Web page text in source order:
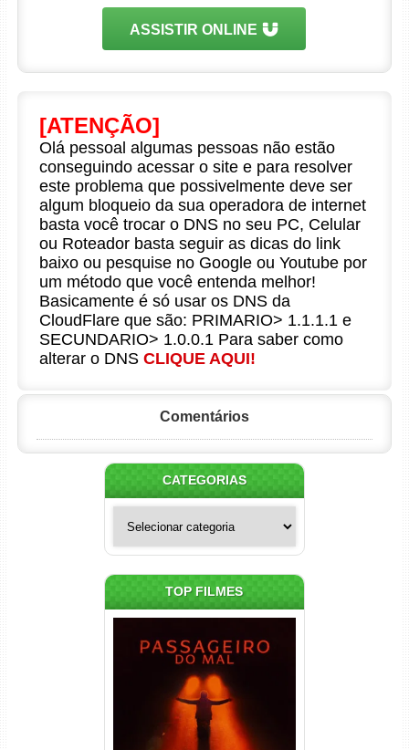
ASSISTIR ONLINE
[ATENÇÃO]
Olá pessoal algumas pessoas não estão
conseguindo acessar o site e para resolver
este problema que possivelmente deve ser
algum bloqueio da sua operadora de internet
basta você trocar o DNS no seu PC, Celular
ou Roteador basta seguir as dicas do link
baixo ou pesquise no Google ou Youtube por
um método que você entenda melhor!
Basicamente é só usar os DNS da
CloudFlare que são: PRIMARIO> 1.1.1.1 e
SECUNDARIO> 1.0.0.1 Para saber como
alterar o DNS CLIQUE AQUI!
Comentários
CATEGORIAS
TOP FILMES
Passageiro do Mal Torrent